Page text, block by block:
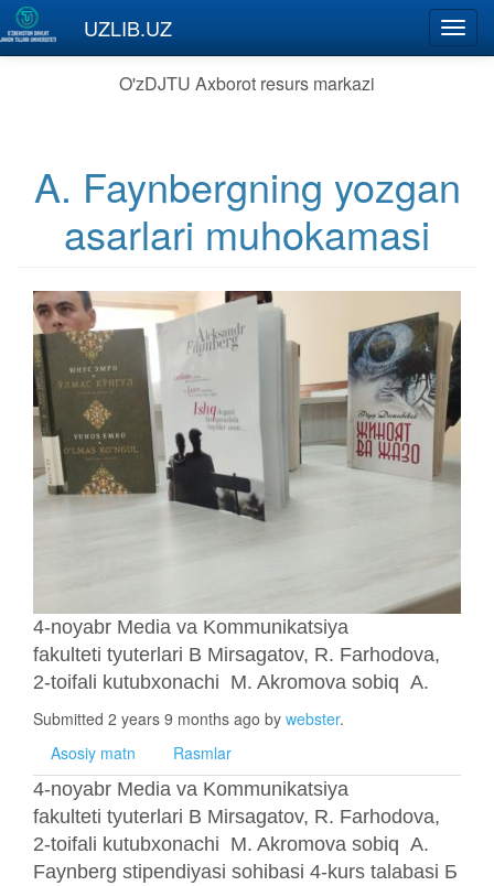
Skip to main content
UZLIB.UZ
O'zDJTU Axborot resurs markazi
A. Faynbergning yozgan
asarlari muhokamasi
4-noyabr Media va Kommunikatsiya
fakulteti tyuterlari B Mirsagatov, R. Farhodova,
2-toifali kutubxonachi M. Akromova sobiq A.
Submitted 2 years 9 months ago by webster.
Asosiy matn
Rasmlar
4-noyabr Media va Kommunikatsiya
fakulteti tyuterlari B Mirsagatov, R. Farhodova,
2-toifali kutubxonachi M. Akromova sobiq A.
Faynberg stipendiyasi sohibasi 4-kurs talabasi Б